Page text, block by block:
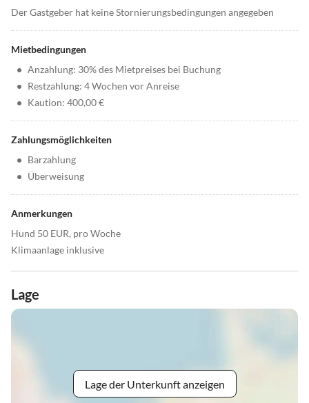
Der Gastgeber hat keine Stornierungsbedingungen angegeben
Mietbedingungen
• Anzahlung: 30% des Mietpreises bei Buchung
• Restzahlung: 4 Wochen vor Anreise
• Kaution: 400,00 €
Zahlungsmöglichkeiten
• Barzahlung
• Überweisung
Anmerkungen
Hund 50 EUR, pro Woche
Klimaanlage inklusive
Lage
Lage der Unterkunft anzeigen